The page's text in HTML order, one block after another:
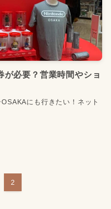
が必要？営業時間やショ
にも行きたい！ネット
2